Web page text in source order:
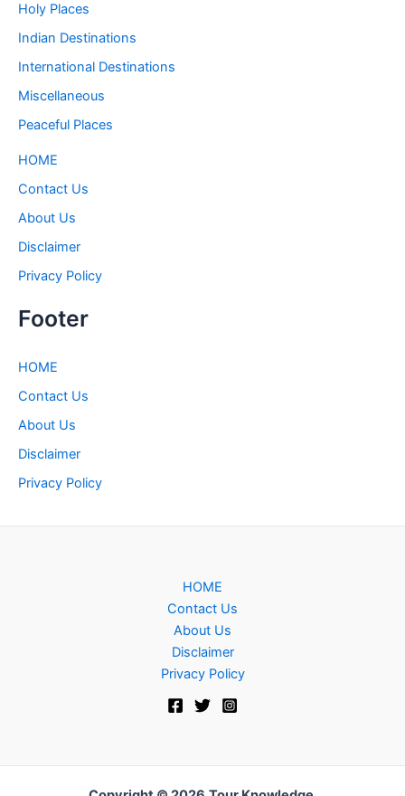
Holy Places
Indian Destinations
International Destinations
Miscellaneous
Peaceful Places
HOME
Contact Us
About Us
Disclaimer
Privacy Policy
Footer
HOME
Contact Us
About Us
Disclaimer
Privacy Policy
HOME
Contact Us
About Us
Disclaimer
Privacy Policy